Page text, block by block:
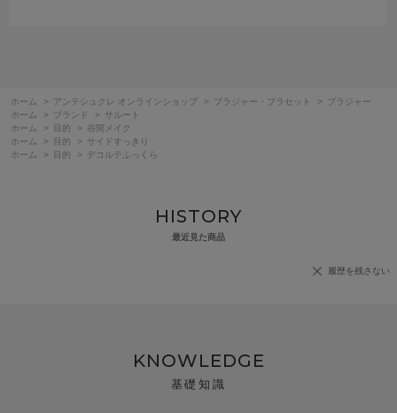
ホーム > アンテシュクレ オンラインショップ > ブラジャー・ブラセット >
ブラジャー
ホーム
> ブランド >
サルート
ホーム
> 目的 >
谷間メイク
ホーム
> 目的 >
サイドすっきり
ホーム
> 目的 > デコルテふっくら
HISTORY
最近見た商品
履歴を残さない
KNOWLEDGE
基礎知識